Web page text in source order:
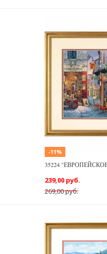
-11%
35224
269,00 руб.
239,00 руб.